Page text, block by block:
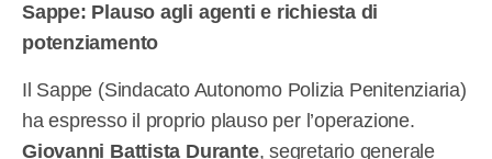
Sappe: Plauso agli agenti e richiesta di
potenziamento
Il Sappe (Sindacato Autonomo Polizia Penitenziaria)
ha espresso il proprio plauso per l’operazione.
Giovanni Battista Durante, segretario generale